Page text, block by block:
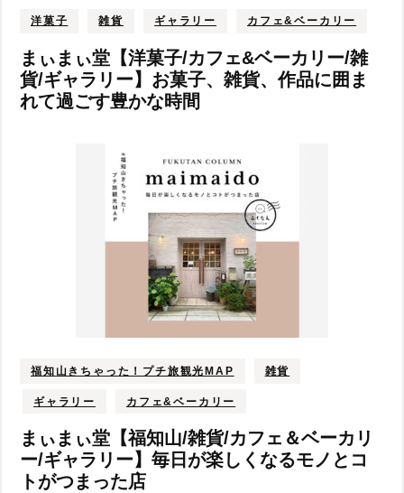
洋菓子 雑貨 ギャラリー カフェ&ベーカリー
まぃまぃ堂【洋菓子/カフェ&ベーカリー/雑
貨/ギャラリー】お菓子、雑貨、作品に囲ま
れて過ごす豊かな時間
福知山きちゃった！プチ旅観光MAP 雑貨
ギャラリー カフェ&ベーカリー
まぃまぃ堂【福知山/雑貨/カフェ＆ベーカリ
ー/ギャラリー】毎日が楽しくなるモノとコ
トがつまった店